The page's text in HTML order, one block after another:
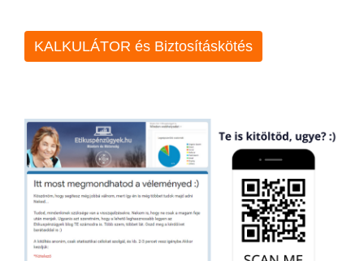
KALKULÁTOR és Biztosításkötés